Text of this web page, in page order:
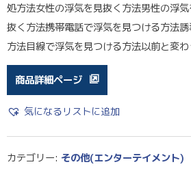
処方法女性の浮気を見抜く方法男性の浮
抜く方法携帯電話で浮気を見つける方法
方法目線で浮気を見つける方法以前と変
商品詳細ページ
気になるリストに追加
カテゴリー: その他(エンターテイメント)